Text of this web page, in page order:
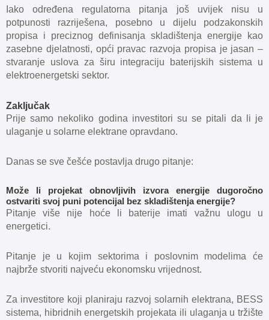
Iako određena regulatorna pitanja još uvijek nisu u
potpunosti razriješena, posebno u dijelu podzakonskih
propisa i preciznog definisanja skladištenja energije kao
zasebne djelatnosti, opći pravac razvoja propisa je jasan –
stvaranje uslova za širu integraciju baterijskih sistema u
elektroenergetski sektor.
Zaključak
Prije samo nekoliko godina investitori su se pitali da li je
ulaganje u solarne elektrane opravdano.
Danas se sve češće postavlja drugo pitanje:
Može li projekat obnovljivih izvora energije dugoročno
ostvariti svoj puni potencijal bez skladištenja energije?
Pitanje više nije hoće li baterije imati važnu ulogu u
energetici.
Pitanje je u kojim sektorima i poslovnim modelima će
najbrže stvoriti najveću ekonomsku vrijednost.
Za investitore koji planiraju razvoj solarnih elektrana, BESS
sistema, hibridnih energetskih projekata ili ulaganja u tržište